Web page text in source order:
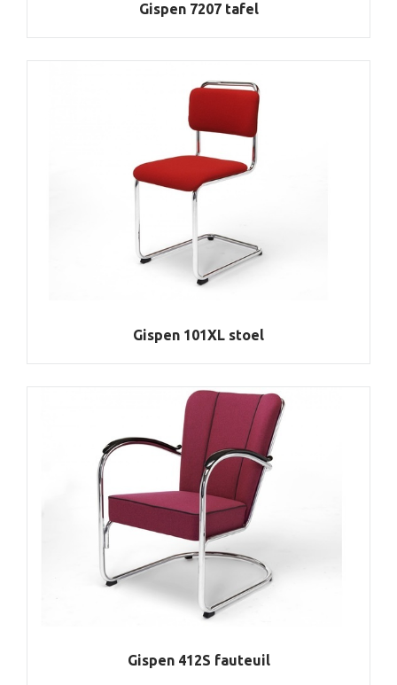
Gispen 7207 tafel
Gispen 101XL stoel
Gispen 412S fauteuil